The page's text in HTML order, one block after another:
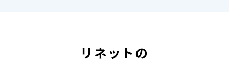
リネットの